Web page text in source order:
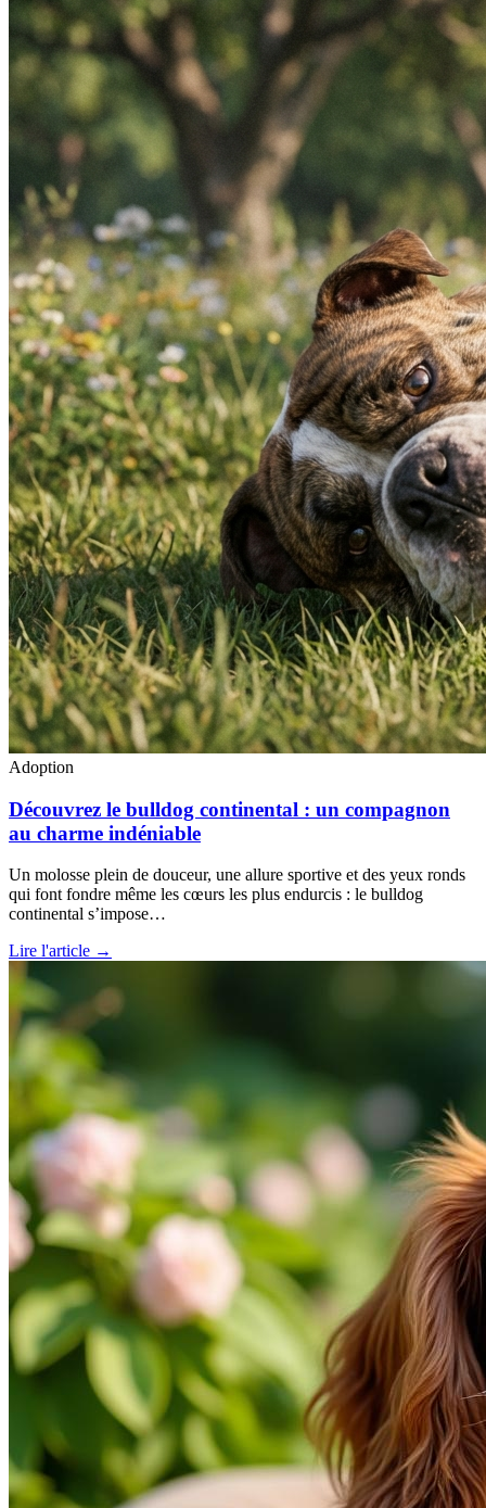
Adoption
Découvrez le bulldog continental : un compagnon
au charme indéniable
Un molosse plein de douceur, une allure sportive et des yeux ronds
qui font fondre même les cœurs les plus endurcis : le bulldog
continental s’impose…
Lire l'article →